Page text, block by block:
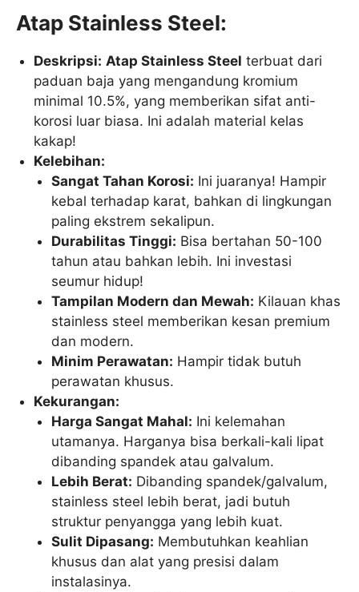
Atap Stainless Steel:
Deskripsi: Atap Stainless Steel terbuat dari
paduan baja yang mengandung kromium
minimal 10.5%, yang memberikan sifat anti-
korosi luar biasa. Ini adalah material kelas
kakap!
Kelebihan:
Sangat Tahan Korosi: Ini juaranya! Hampir
kebal terhadap karat, bahkan di lingkungan
paling ekstrem sekalipun.
Durabilitas Tinggi: Bisa bertahan 50-100
tahun atau bahkan lebih. Ini investasi
seumur hidup!
Tampilan Modern dan Mewah: Kilauan khas
stainless steel memberikan kesan premium
dan modern.
Minim Perawatan: Hampir tidak butuh
perawatan khusus.
Kekurangan:
Harga Sangat Mahal: Ini kelemahan
utamanya. Harganya bisa berkali-kali lipat
dibanding spandek atau galvalum.
Lebih Berat: Dibanding spandek/galvalum,
stainless steel lebih berat, jadi butuh
struktur penyangga yang lebih kuat.
Sulit Dipasang: Membutuhkan keahlian
khusus dan alat yang presisi dalam
instalasinya.